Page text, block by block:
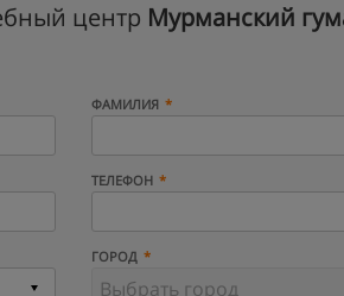
центр Мурманский
ФАМИЛИЯ
ТЕЛЕФОН
ГОРОД